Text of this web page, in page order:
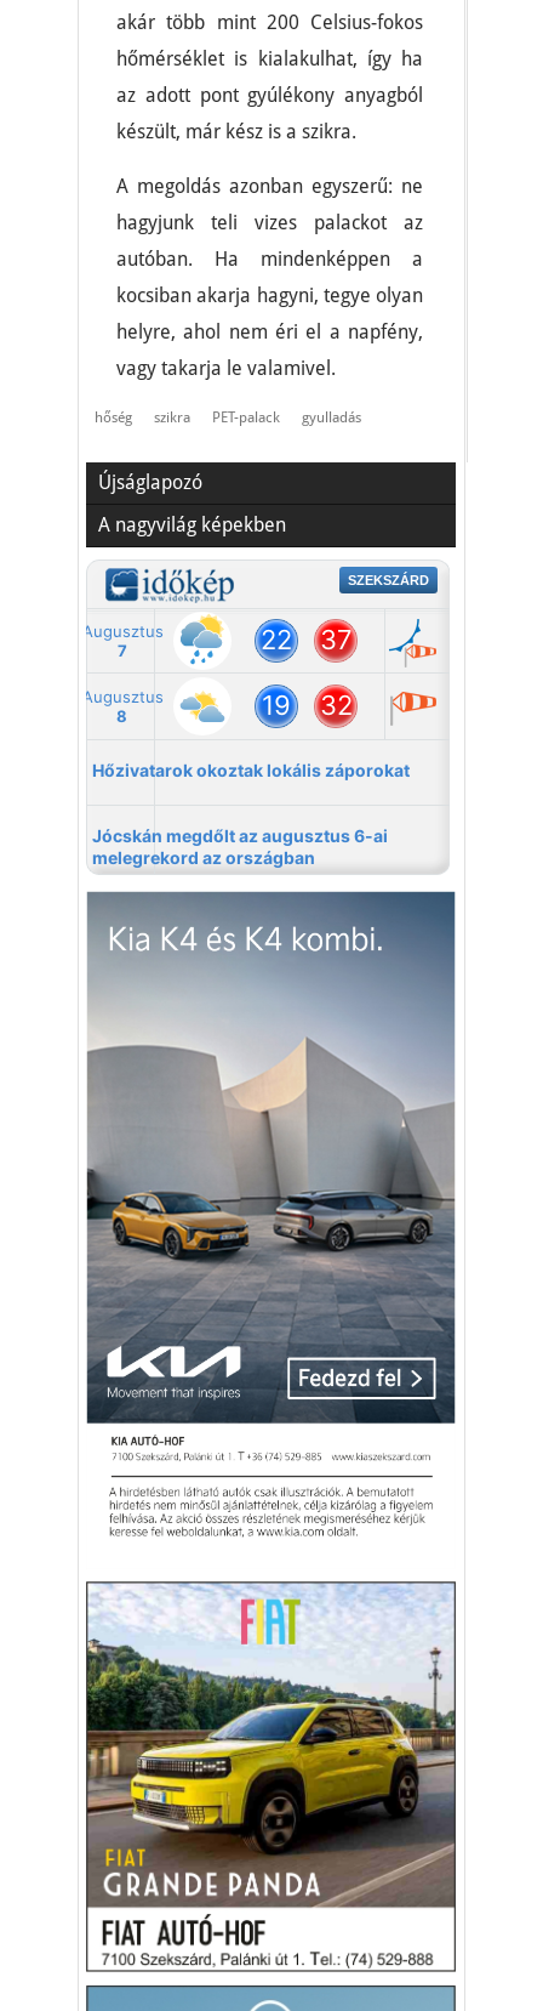
akár több mint 200 Celsius-fokos
hőmérséklet is kialakulhat, így ha
az adott pont gyúlékony anyagból
készült, már kész is a szikra.
A megoldás azonban egyszerű: ne
hagyjunk teli vizes palackot az
autóban. Ha mindenképpen a
kocsiban akarja hagyni, tegye olyan
helyre, ahol nem éri el a napfény,
vagy takarja le valamivel.
hőség szikra PET-palack gyulladás
Újságlapozó
A nagyvilág képekben